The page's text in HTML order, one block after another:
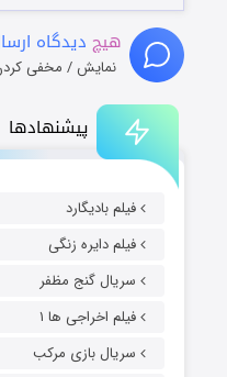
پیشنهادها
فیلم بادیگارد
فیلم دایره زنگی
سریال گنج مظفر
فیلم اخراجی ها ۱
سریال بازی مرکب
هیچ دیدگاه
نمایش / مخفی